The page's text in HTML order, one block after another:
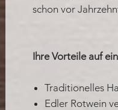
schon vor
Ihre Vorteile auf
Traditionelles
Edler Rotwein